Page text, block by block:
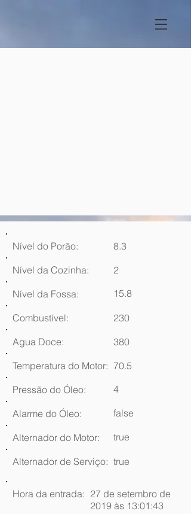
Nível do Porão:
8.3
Nível da Cozinha:
2
Nível da Fossa:
15.8
Combustível:
230
Agua Doce:
380
Temperatura do Motor: 70.5
Pressão do Óleo:
4
Alarme do Óleo: false
Alternador do Motor: true
Alternador de Serviço: true
Hora da entrada: 27 de setembro de
2019 às 13:01:43